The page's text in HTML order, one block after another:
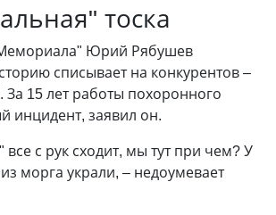
тоска
Юрий Рябушев
списывает на конкурентов –
За 15 лет работы похоронного
инцидент, заявил он.
все с рук сходит, мы тут при чем? У
морга украли, – недоумевает